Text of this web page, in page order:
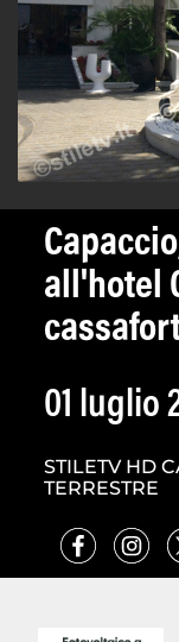
all'hotel
01 luglio
STILETV HD
TERRESTRE